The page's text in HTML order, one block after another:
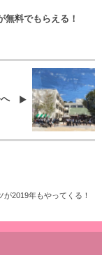
無料でもらえる！
へ
2019年もやってくる！